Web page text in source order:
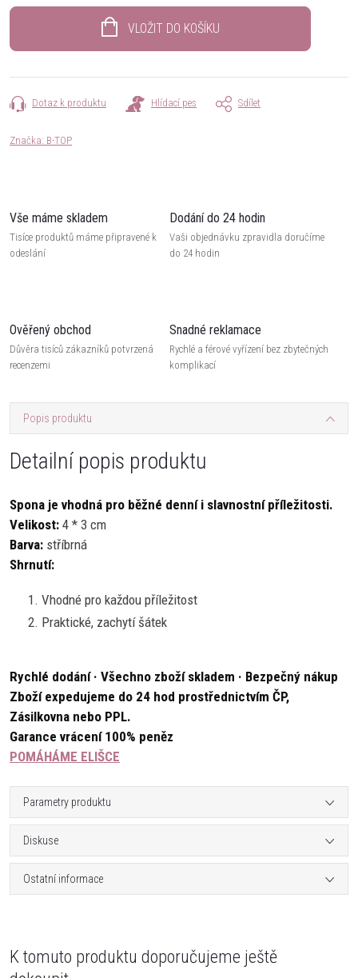
VLOŽIT DO KOŠÍKU
Dotaz k produktu Hlídací pes Sdílet
Značka: B-TOP
Vše máme skladem
Tisíce produktů máme připravené k
odeslání
Dodání do 24 hodin
Vaši objednávku zpravidla doručíme
do 24 hodin
Ověřený obchod
Důvěra tisíců zákazníků potvrzená
recenzemi
Snadné reklamace
Rychlé a férové vyřízení bez zbytečných
komplikací
Popis produktu
Detailní popis produktu
Spona je vhodná pro běžné denní i slavnostní příležitosti.
Velikost: 4 * 3 cm
Barva: stříbrná
Shrnutí:
Vhodné pro každou příležitost
Praktické, zachytí šátek
Rychlé dodání · Všechno zboží skladem · Bezpečný nákup
Zboží expedujeme do 24 hod prostřednictvím ČP,
Zásilkovna nebo PPL.
Garance vrácení 100% peněz
POMÁHÁME ELIŠCE
Parametry produktu
Diskuse
Ostatní informace
K tomuto produktu doporučujeme ještě